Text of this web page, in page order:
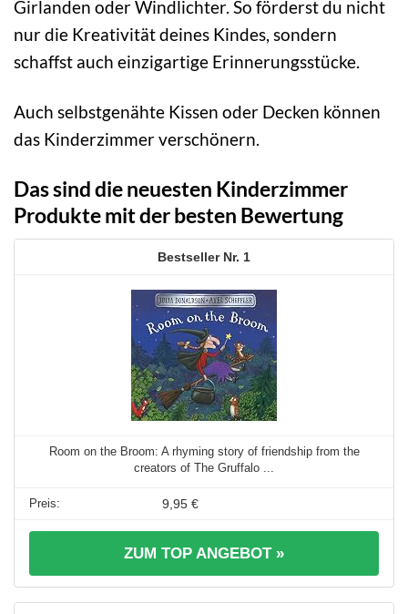
Girlanden oder Windlichter. So förderst du nicht
nur die Kreativität deines Kindes, sondern
schaffst auch einzigartige Erinnerungsstücke.
Auch selbstgenähte Kissen oder Decken können
das Kinderzimmer verschönern.
Das sind die neuesten Kinderzimmer
Produkte mit der besten Bewertung
1
Room on the Broom: A rhyming story of friendship from the
creators of The Gruffalo ...
9,95 €
ZUM TOP ANGEBOT »